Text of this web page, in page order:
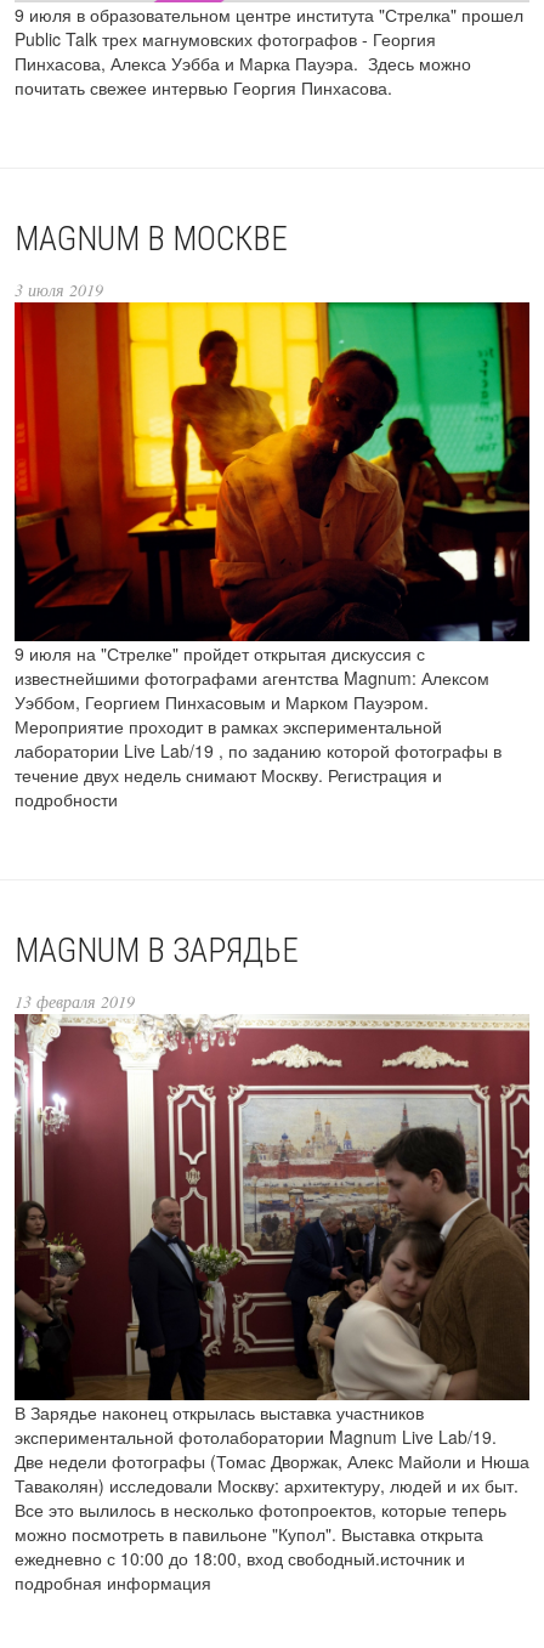
9 июля в образовательном центре института "Стрелка" прошел
Public Talk трех магнумовских фотографов - Георгия
Пинхасова, Алекса Уэбба и Марка Пауэра. Здесь можно
почитать свежее интервью Георгия Пинхасова.
MAGNUM В МОСКВЕ
3 июля 2019
9 июля на "Стрелке" пройдет открытая дискуссия с
известнейшими фотографами агентства Magnum: Алексом
Уэббом, Георгием Пинхасовым и Марком Пауэром.
Мероприятие проходит в рамках экспериментальной
лаборатории Live Lab/19 , по заданию которой фотографы в
течение двух недель снимают Москву. Регистрация и
подробности
MAGNUM В ЗАРЯДЬЕ
13 февраля 2019
В Зарядье наконец открылась выставка участников
экспериментальной фотолаборатории Magnum Live Lab/19.
Две недели фотографы (Томас Дворжак, Алекс Майоли и Нюша
Таваколян) исследовали Москву: архитектуру, людей и их быт.
Все это вылилось в несколько фотопроектов, которые теперь
можно посмотреть в павильоне "Купол". Выставка открыта
ежедневно с 10:00 до 18:00, вход свободный.источник и
подробная информация